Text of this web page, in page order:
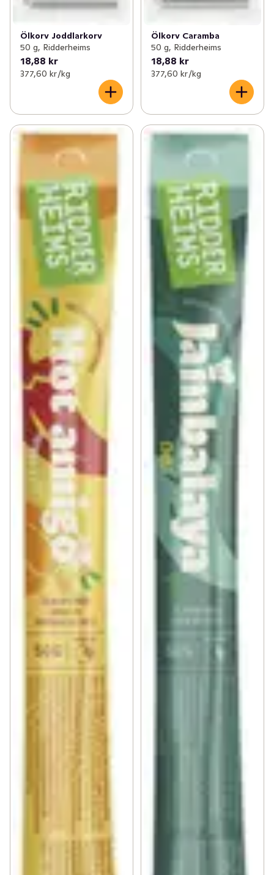
Ölkorv Joddlarkorv
50 g, Ridderheims
18,88 kr
377,60 kr /kg
Ölkorv Caramba
50 g, Ridderheims
18,88 kr
377,60 kr /kg